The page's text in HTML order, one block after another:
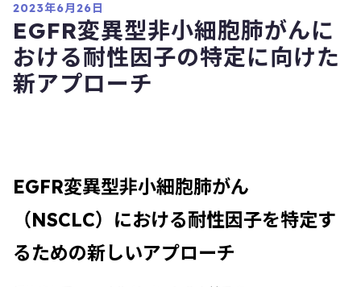
EGFR変異型非小細胞肺がんに
おける耐性因子の特定に向けた
新アプローチ
2023年6月26日
EGFR変異型非小細胞肺がん
（NSCLC）における耐性因子を特定す
るための新しいアプローチ